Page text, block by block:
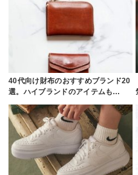
40代向け財布のおすすめブランド20
選。ハイブランドのアイテムも…